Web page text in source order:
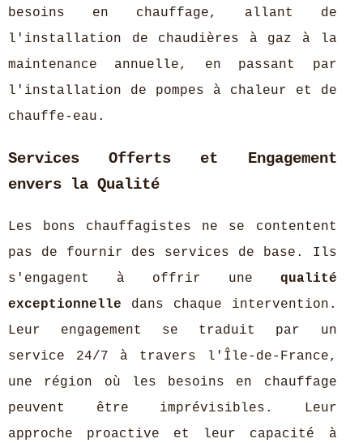
besoins en chauffage, allant de
l'installation de chaudières à gaz à la
maintenance annuelle, en passant par
l'installation de pompes à chaleur et de
chauffe-eau.
Services Offerts et Engagement
envers la Qualité
Les bons chauffagistes ne se contentent
pas de fournir des services de base. Ils
s'engagent à offrir une qualité
exceptionnelle dans chaque intervention.
Leur engagement se traduit par un
service 24/7 à travers l'Île-de-France,
une région où les besoins en chauffage
peuvent être imprévisibles. Leur
approche proactive et leur capacité à